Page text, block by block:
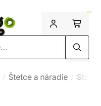
Štetce a náradie